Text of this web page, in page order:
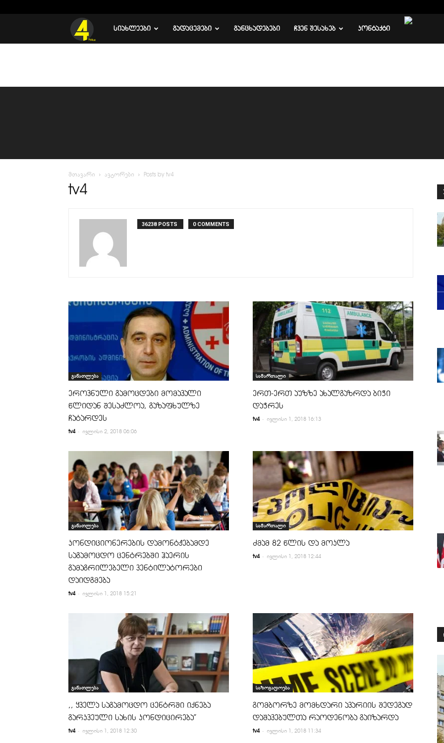
TVᲡᲘᲐᲮᲚᲔᲔᲑᲘ ᲒᲐᲓᲐᲪᲔᲛᲔᲑᲘ ᲒᲐᲜᲪᲮᲐᲓᲔᲑᲔᲑᲘ ᲩᲕᲔᲜ ᲨᲔᲡᲐᲮᲔᲑ ᲙᲝᲜᲢᲐᲥᲢᲘ
მთავარი ავტორები Posts by tv4
tv4
36238 POSTS 0 COMMENTS
განათლება
ეროვნული გამოცდები მომავალი
წლიდან შესაძლოა, გაზაფხულზე
ჩატარდეს
tv4 - ივლისი 2, 2018 06:06
სამართალი
ერთ-ერთ აუზზე ახალგაზრდა ბიჭი
დაჭრეს
tv4 - ივლისი 1, 2018 16:13
განათლება
კონდიციონერების დამონტჟებამდე
საგამოცდო ცენტრებში ჰაერის
გამაგრილებელი ვენტილატორები
დაიდგმება
tv4 - ივლისი 1, 2018 15:21
სამართალი
ძმამ 82 წლის და მოკლა
tv4 - ივლისი 1, 2018 12:44
განათლება
,, ყველა საგამოცდო ცენტრში იქნება
გარკვეული სახის კონდიცირება”
tv4 - ივლისი 1, 2018 12:30
საზოგადოება
გომბორზე მომხდარი ავარიის შედეგად
დაშავებულთა რაოდენობა გაიზარდა
tv4 - ივლისი 1, 2018 11:34